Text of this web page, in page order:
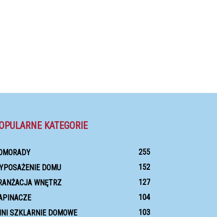
KATEGORIE
255
DOMU
152
WNĘTRZ
127
104
SZKLARNIE DOMOWE
103